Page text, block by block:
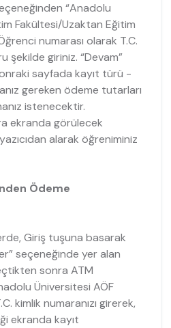
“Anadolu
Fakültesi/Uzaktan Eğitim
numarası olarak T.C.
şekilde giriniz. “Devam”
sayfada kayıt türü -
gereken ödeme tutarları
istenecektir.
ekranda görülecek
alarak öğreniminiz
Ödeme
Giriş tuşuna basarak
seçeneğinde yer alan
sonra ATM
Üniversitesi AÖF
kimlik numaranızı girerek,
ekranda kayıt